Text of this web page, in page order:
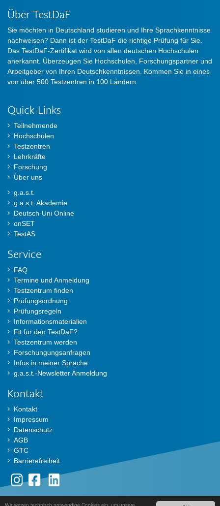
Über TestDaF
Sie möchten in Deutschland studieren und Ihre Sprachkenntnisse
nachweisen? Dann ist der TestDaF die richtige Prüfung für Sie.
Das TestDaF-Zertifikat wird von allen deutschen Hochschulen
anerkannt. Überzeugen Sie Hochschulen, Forschungspartner und
Arbeitgeber von Ihren Deutschkenntnissen. Kommen Sie in eines
von über 500 Testzentren in 100 Ländern.
Quick-Links
Teilnehmende
Hochschulen
Testzentren
Lehrkräfte
Forschung
Über uns
g.a.s.t.
g.a.s.t. Akademie
Deutsch-Uni Online
onSET
TestAS
Service
FAQ
Termine und Anmeldung
Testzentrum finden
Prüfungsordnung
Prüfungsregeln
Informationsmaterialien
Fit für den TestDaF?
Testzentrum werden
Forschungungsanfragen
Infos in meiner Sprache
g.a.s.t.-Newsletter Anmeldung
Kontakt
Kontakt
Impressum
Datenschutz
AGB
GTC
Barrierefreiheit